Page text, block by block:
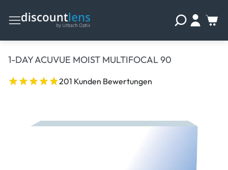
1-DAY ACUVUE MOIST MULTIFOCAL 90
201 Kunden Bewertungen